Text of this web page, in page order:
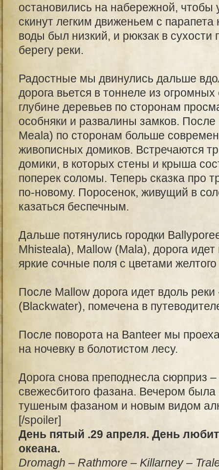
остановились на набережной, чтобы
скинут легким движеньем с
воды был низкий, и рюкзак в сухости
берегу реки.
Радостные мы двинулись дальше
дорога вьется в тоннеле из
глубине деревьев по сторонам
особняки и развалины замков.
Meala) по сторонам больше
живописных домиков. Встречаются
домики, в которых стены и крыша
поперек соломы. Теперь сказка про
по-новому. Поросенок, живущий в
казаться беспечным.
Дальше потянулись городки
Mhisteala), Mallow (Mala), дорога
яркие сочные поля с цветами желтого
После Mallow дорога идет вдоль
(Blackwater), помечена в
После поворота на Banteer мы
на ночевку в болотистом лесу.
Дорога снова преподнесла сюрприз
свежесбитого фазана. Вечером была
тушеным фазаном и новым видом
[/spoiler]
День пятый .29 апреля. День
океана.
Dromagh – Rathmore – Killarney –